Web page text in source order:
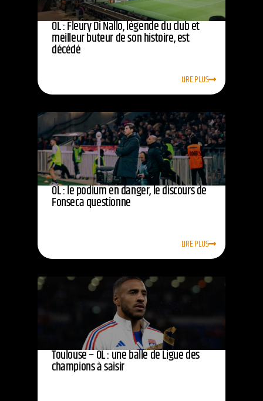
OL : Fleury Di Nallo, légende du club et
meilleur buteur de son histoire, est
décédé
LIRE PLUS
OL : le podium en danger, le discours de
Fonseca questionne
LIRE PLUS
Toulouse – OL : une balle de Ligue des
champions à saisir